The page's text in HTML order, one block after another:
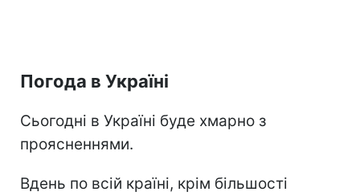
Погода в Україні
Сьогодні в Україні буде хмарно з
проясненнями.
Вдень по всій країні, крім більшості